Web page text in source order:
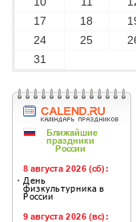
17
18
24
25
31